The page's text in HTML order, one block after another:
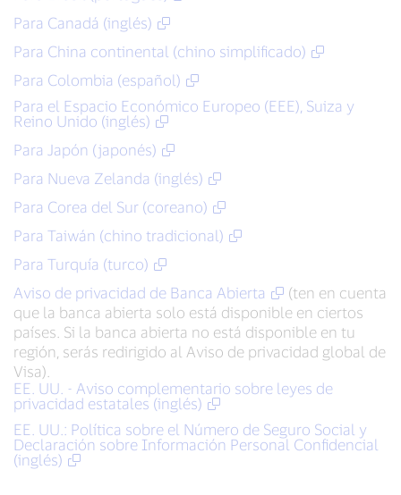
Para Canadá (inglés)
Para China continental (chino simplificado)
Para Colombia (español)
Para el Espacio Económico Europeo (EEE), Suiza y
Reino Unido (inglés)
Para Japón (japonés)
Para Nueva Zelanda (inglés)
Para Corea del Sur (coreano)
Para Taiwán (chino tradicional)
Para Turquía (turco)
Aviso de privacidad de Banca Abierta
(ten en cuenta
que la banca abierta solo está disponible en ciertos
países. Si la banca abierta no está disponible en tu
región, serás redirigido al Aviso de privacidad global de
Visa).
EE. UU. - Aviso complementario sobre leyes de
privacidad estatales (inglés)
EE. UU.: Política sobre el Número de Seguro Social y
Declaración sobre Información Personal Confidencial
(inglés)